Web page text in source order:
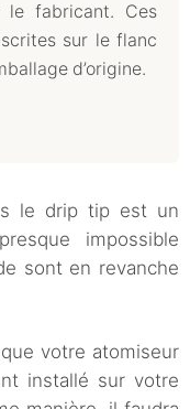
le fabricant. Ces
sur le flanc
d’origine.
le drip tip est un
impossible
sont en revanche
votre atomiseur
installé sur votre